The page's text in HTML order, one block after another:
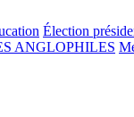
Élection
ANGLOPHILES